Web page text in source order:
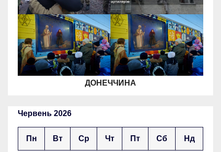
ДОНЕЧЧИНА
Червень 2026
Пн Вт Ср Чт Пт Сб Нд